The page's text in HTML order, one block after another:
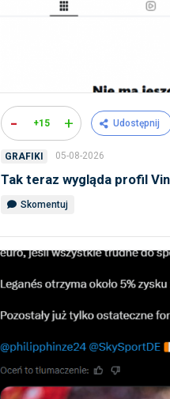
- +15 + Udostępnij
GRAFIKI 05-08-2026
Tak teraz wygląda profil
Skomentuj